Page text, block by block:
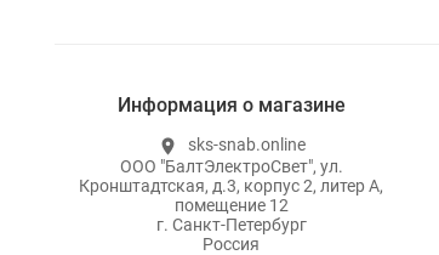
Информация о магазине
location_on
sks-snab.online
ООО "БалтЭлектроСвет", ул.
Кронштадтская, д.3, корпус 2, литер А,
помещение 12
г. Санкт-Петербург
Россия